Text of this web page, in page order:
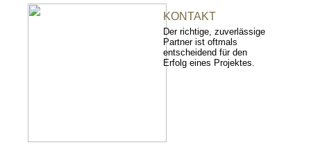
KONTAKT
Der richtige, zuverlässige
Partner ist oftmals
entscheidend für den
Erfolg eines Projektes.